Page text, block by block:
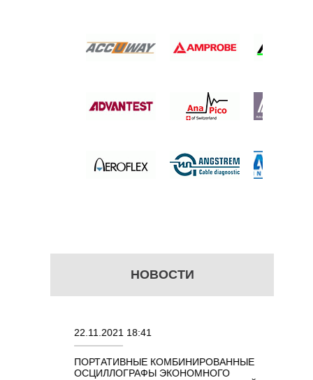
НОВОСТИ
22.11.2021 18:41
ПОРТАТИВНЫЕ КОМБИНИРОВАННЫЕ
ОСЦИЛЛОГРАФЫ ЭКОНОМНОГО